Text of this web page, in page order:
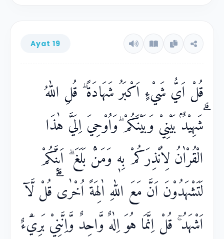
Ayat 19
قُلْ اَيُّ شَيْءٍ اَكْبَرُ شَهَادَةً ۗ قُلِ اللّٰهُ
ۗشَهِيْدٌۢ بَيْنِيْ وَبَيْنَكُمْ ۗوَاُوْحِيَ اِلَيَّ هٰذَا
الْقُرْاٰنُ لِاُنْذِرَكُمْ بِهٖ وَمَنْۢ بَلَغَ ۗ اَىِٕنَّكُمْ
لَتَشْهَدُوْنَ اَنَّ مَعَ اللّٰهِ اٰلِهَةً اُخْرٰىۗ قُلْ لَّآ
اَشْهَدُ ۚ قُلْ اِنَّمَا هُوَ اِلٰهٌ وَّاحِدٌ وَّاِنَّنِيْ بَرِيْۤءٌ